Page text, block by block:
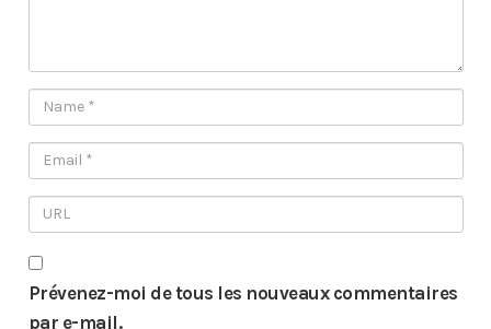
Prévenez-moi de tous les nouveaux commentaires
par e-mail.